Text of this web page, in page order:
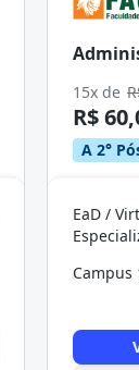
15x de
R$
A 2°
EaD /
Campus